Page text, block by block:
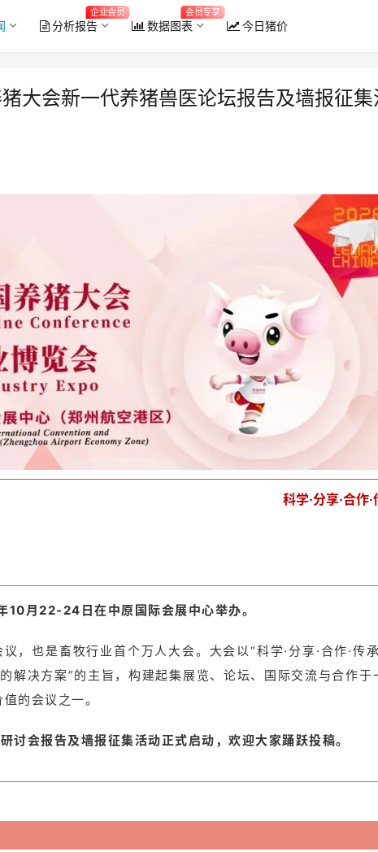
分析报告
企业会员
数据图表
会员专享
今日猪价
大会新一代养猪兽医论坛报告及墙报征集
科学·分享·合作
月22-24日在中原国际会展中心举办。
，也是畜牧行业首个万人大会。 大会以“科学·分享·合作·传
解决方案”的主旨，构建起集展览、论坛、国际交流与合作于
的会议之一。
讨会报告及墙报征集活动正式启动，欢迎大家踊跃投稿。